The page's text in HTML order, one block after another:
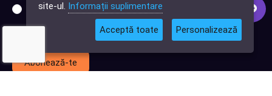
Sunt interesat de clienți pentru compania mea IT
Sunt interesat de achiziții software
Abonează-te
site-ul. Informații suplimentare
Acceptă toate Personalizează